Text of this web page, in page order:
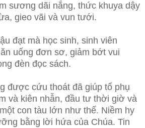
sương dãi nắng, thức khuya dậy
gieo vãi và vun tưới.
đạt mà học sinh, sinh viên
uống đơn sơ, giảm bớt vui
đèn đọc sách.
được cứu thoát đã giúp tổ phụ
và kiên nhẫn, đầu tư thời giờ và
con tàu lớn như thế. Niềm hy
bằng lời hứa của Chúa. Tin